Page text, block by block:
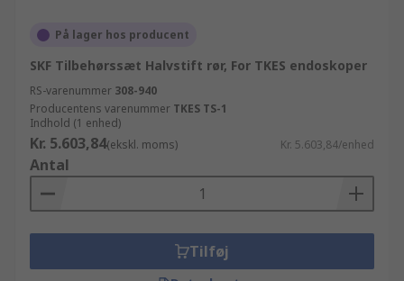
På lager hos producent
SKF Tilbehørssæt Halvstift rør, For TKES endoskoper
RS-varenummer 308-940
Producentens varenummer TKES TS-1
Indhold (1 enhed)
Kr. 5.603,84(ekskl. moms) Kr. 5.603,84/enhed
Antal
Tilføj